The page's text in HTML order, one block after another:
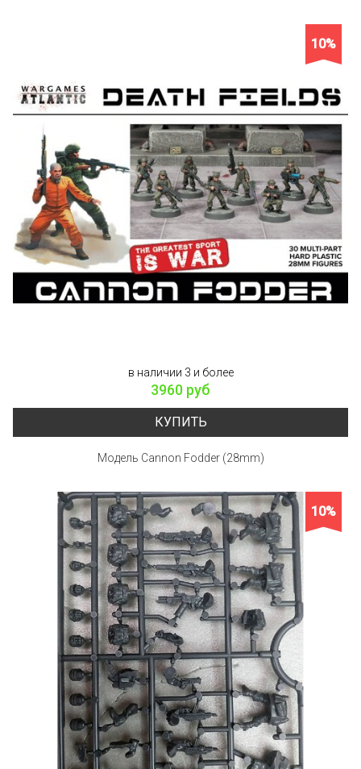
10%
в наличии 3 и более
3960 руб
КУПИТЬ
Модель Cannon Fodder (28mm)
10%